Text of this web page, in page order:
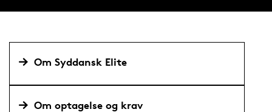
Om Syddansk Elite
Om optagelse og krav